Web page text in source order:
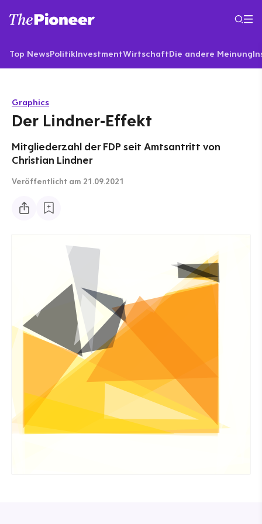
Top NewsPolitikInvestmentWirtschaftDie andere Meinung
Graphics
Der Lindner-Effekt
Mitgliederzahl der FDP seit Amtsantritt von
Christian Lindner
Veröffentlicht am 21.09.2021